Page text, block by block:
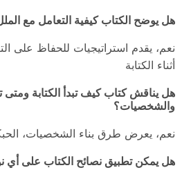
هل يوضح الكتاب كيفية التعامل مع
نعم، يقدم استراتيجيات للحفاظ على
أثناء الكتابة
هل يناقش كتاب كيف تبدأ الكتابة ومتى
والشخصيات؟
نعم، يعرض طرق بناء الشخصيات،
هل يمكن تطبيق نصائح الكتاب على أي